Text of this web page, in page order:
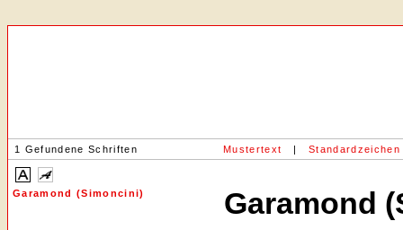
1 Gefundene Schriften Mustertext | Standardzeichen
Garamond (Simoncini) Garamond